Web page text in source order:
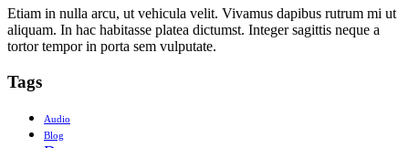
Etiam in nulla arcu, ut vehicula velit. Vivamus dapibus rutrum mi ut
aliquam. In hac habitasse platea dictumst. Integer sagittis neque a
tortor tempor in porta sem vulputate.
Tags
Audio
Blog